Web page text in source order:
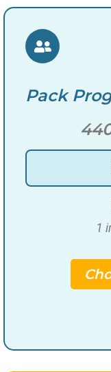
Pack
1